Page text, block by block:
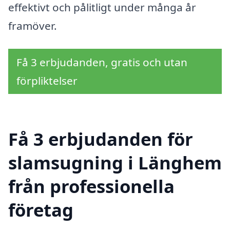
effektivt och pålitligt under många år
framöver.
Få 3 erbjudanden, gratis och utan
förpliktelser
Få 3 erbjudanden för
slamsugning i Länghem
från professionella
företag